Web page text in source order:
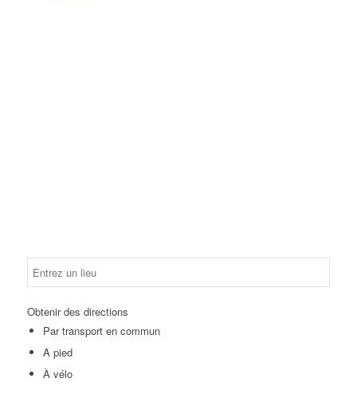
Obtenir des directions
Par transport en commun
A pied
À vélo